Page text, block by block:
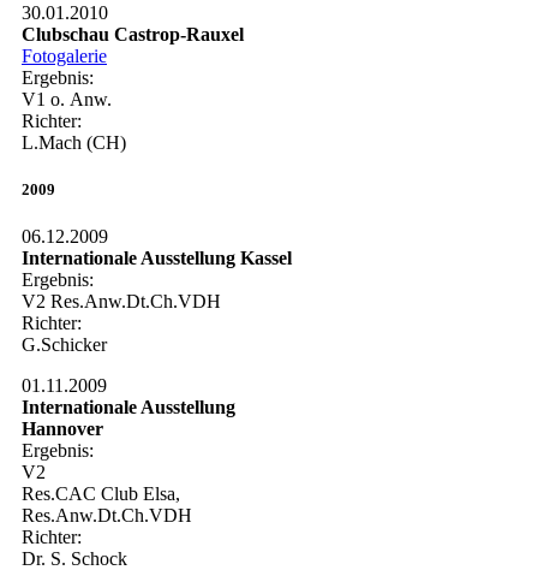
30.01.2010
Clubschau Castrop-Rauxel
Fotogalerie
Ergebnis:
V1 o. Anw.
Richter:
L.Mach (CH)
2009
06.12.2009
Internationale Ausstellung Kassel
Ergebnis:
V2 Res.Anw.Dt.Ch.VDH
Richter:
G.Schicker
01.11.2009
Internationale Ausstellung
Hannover
Ergebnis:
V2
Res.CAC Club Elsa,
Res.Anw.Dt.Ch.VDH
Richter:
Dr. S. Schock